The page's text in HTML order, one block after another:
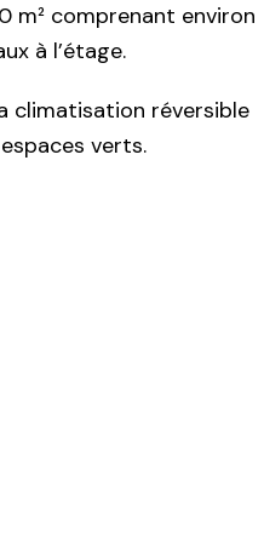
m² comprenant environ
à l’étage.
climatisation réversible
verts.